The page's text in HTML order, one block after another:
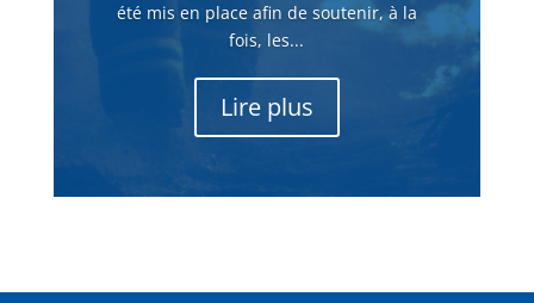
été mis en place afin de soutenir, à la
fois, les...
Lire plus